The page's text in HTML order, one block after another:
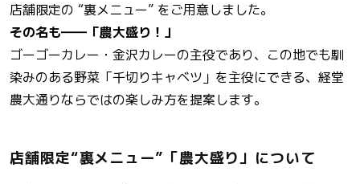
店舗限定の “裏メニュー” をご用意しました。
その名も――「農大盛り！」
ゴーゴーカレー・金沢カレーの主役であり、この地でも馴
染みのある野菜「千切りキャベツ」を主役にできる、経堂
農大通りならではの楽しみ方を提案します。
店舗限定“裏メニュー”「農大盛り」について